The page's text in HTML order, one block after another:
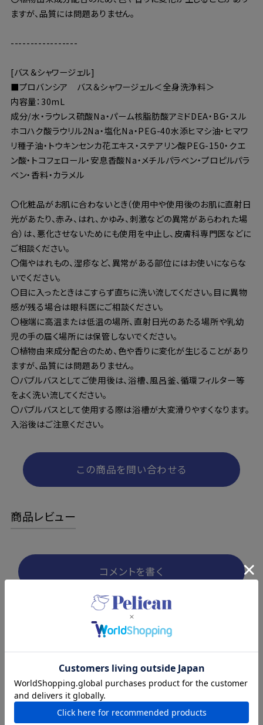
ますが、品質には問題ありません。
-----------------
[バス＆シャワージェル]
■プロバンシア バス＆シャワージェル＜全身洗浄料＞
内容量：30mL
成分/水・ラウレス硫酸Na・パーム核脂肪酸アミドDEA・BG・スル
ホコハク酸ラウリル2Na・塩化Na・PEG-40水添ヒマシ油・ヒマワ
リ種子油・トウキンセンカ花エキス・ステアリン酸PEG-150・クエ
ン酸・トコフェロール・安息香酸Na・メチルパラベン・プロピルパラ
ベン・香料・カラメル
〇化粧品がお肌に合わないとき（使用中や使用後のお肌に直射日
光があたり、赤み、はれ、かゆみ、刺激などの異常があらわれた場
合）は、悪化させないためにも使用を中止し、皮膚科専門医などに
ご相談ください。
〇傷やはれもの、湿疹など、異常がある部位にはお使いにならな
いでください。
〇目に入ったときはこすらず直ちに洗い流してください。目に異物
感が残る場合は眼科医にご相談ください。
〇極端に高温または低温の場所、直射日光のあたる場所や乳幼
児の手の届く場所には保管しないでください。
〇植物由来成分配合のため、色や香りに変化が生じることがあり
ますが、品質には問題ありません。
〇バブルバスとしてご使用後は、浴槽、風呂釜、循環フィルター等
をよく洗い流してください。
〇バブルバスとして使用する際は浴槽が大変滑りやすくなります。
入浴後はご注意ください。
この商品を問い合わせる
商品レビュー
コメントを書く
最近チェックした商品